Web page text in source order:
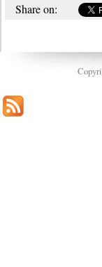
Share on: